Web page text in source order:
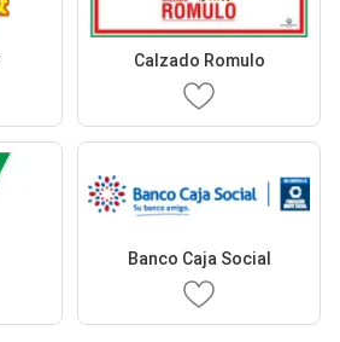
Calzado Romulo
Banco Caja Social